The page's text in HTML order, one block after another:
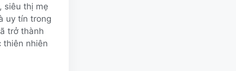
siêu thị mẹ
uy tín trong
trở thành
thiên nhiên